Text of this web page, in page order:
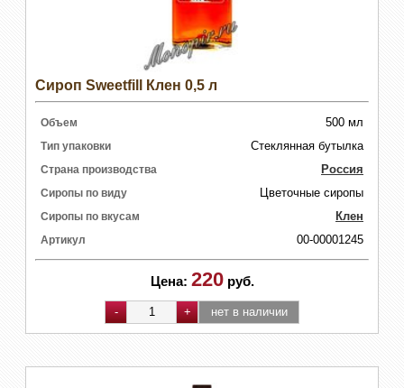
Сироп Sweetfill Клен 0,5 л
Объем 500 мл
Тип упаковки Стеклянная бутылка
Страна производства Россия
Сиропы по виду Цветочные сиропы
Сиропы по вкусам Клен
Артикул 00-00001245
Цена: 220 руб.